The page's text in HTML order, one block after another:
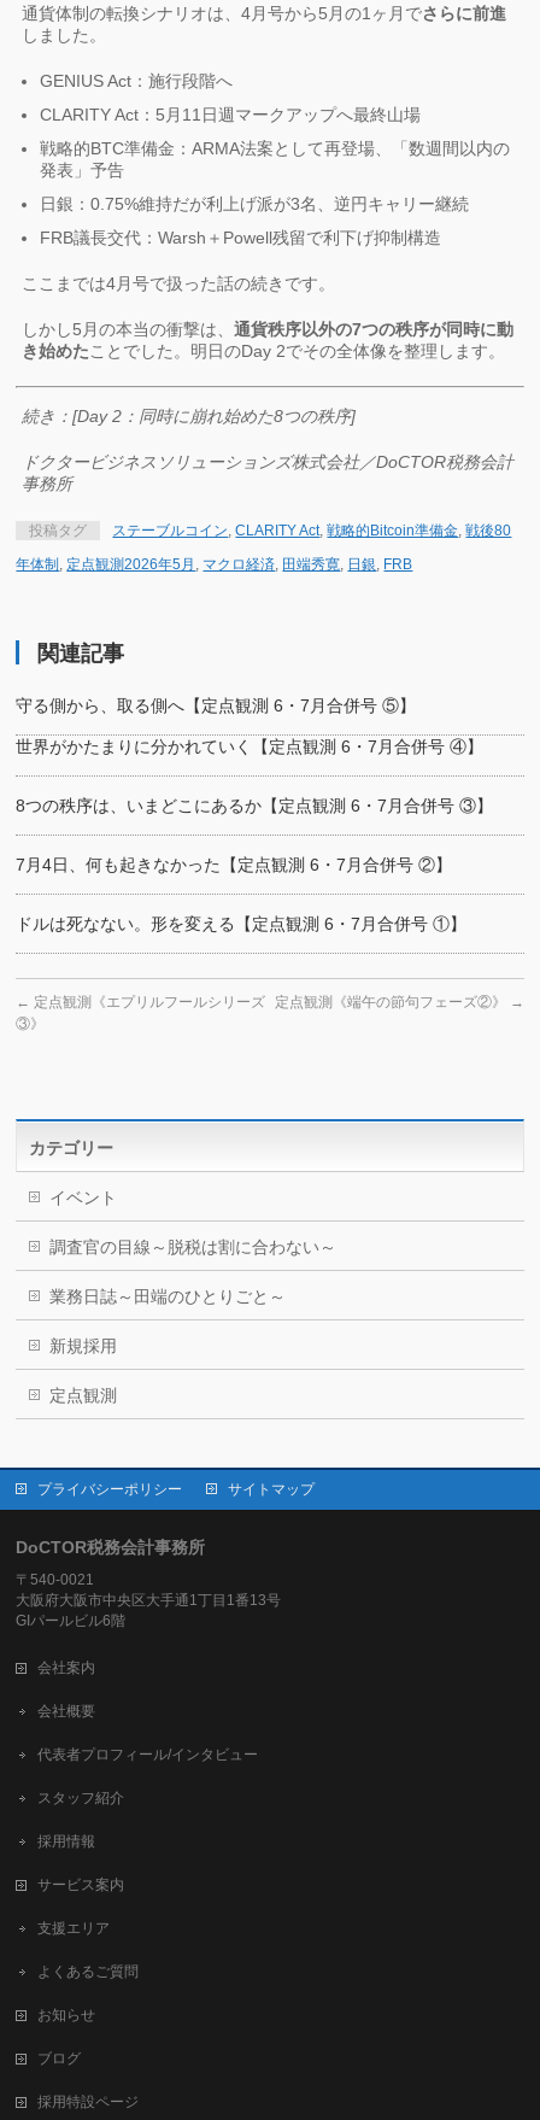
通貨体制の転換シナリオは、4月号から5月の1ヶ月でさらに前進
しました。
GENIUS Act：施行段階へ
CLARITY Act：5月11日週マークアップへ最終山場
戦略的BTC準備金：ARMA法案として再登場、「数週間以内の
発表」予告
日銀：0.75%維持だが利上げ派が3名、逆円キャリー継続
FRB議長交代：Warsh＋Powell残留で利下げ抑制構造
ここまでは4月号で扱った話の続きです。
しかし5月の本当の衝撃は、通貨秩序以外の7つの秩序が同時に動
き始めたことでした。明日のDay 2でその全体像を整理します。
続き：[Day 2：同時に崩れ始めた8つの秩序]
ドクタービジネスソリューションズ株式会社／DoCTOR税務会計
事務所
投稿タグ ステーブルコイン,CLARITY Act,戦略的Bitcoin準備金,戦後80
年体制 , 定点観測2026年5月 , マクロ経済, 田端秀寛, 日銀, FRB
関連記事
守る側から、取る側へ【定点観測 6・7月合併号 ⑤】
世界がかたまりに分かれていく【定点観測 6・7月合併号 ④】
8つの秩序は、いまどこにあるか【定点観測 6・7月合併号 ③】
7月4日、何も起きなかった【定点観測 6・7月合併号 ②】
ドルは死なない。形を変える【定点観測 6・7月合併号 ①】
← 定点観測《エプリルフールシリーズ
③》
定点観測《端午の節句フェーズ②》 →
カテゴリー
イベント
調査官の目線～脱税は割に合わない～
業務日誌～田端のひとりごと～
新規採用
定点観測
プライバシーポリシー サイトマップ
DoCTOR税務会計事務所
〒540-0021
大阪府大阪市中央区大手通1丁目1番13号
GIパールビル6階
会社案内
会社概要
代表者プロフィール/インタビュー
スタッフ紹介
採用情報
サービス案内
支援エリア
よくあるご質問
お知らせ
ブログ
採用特設ページ